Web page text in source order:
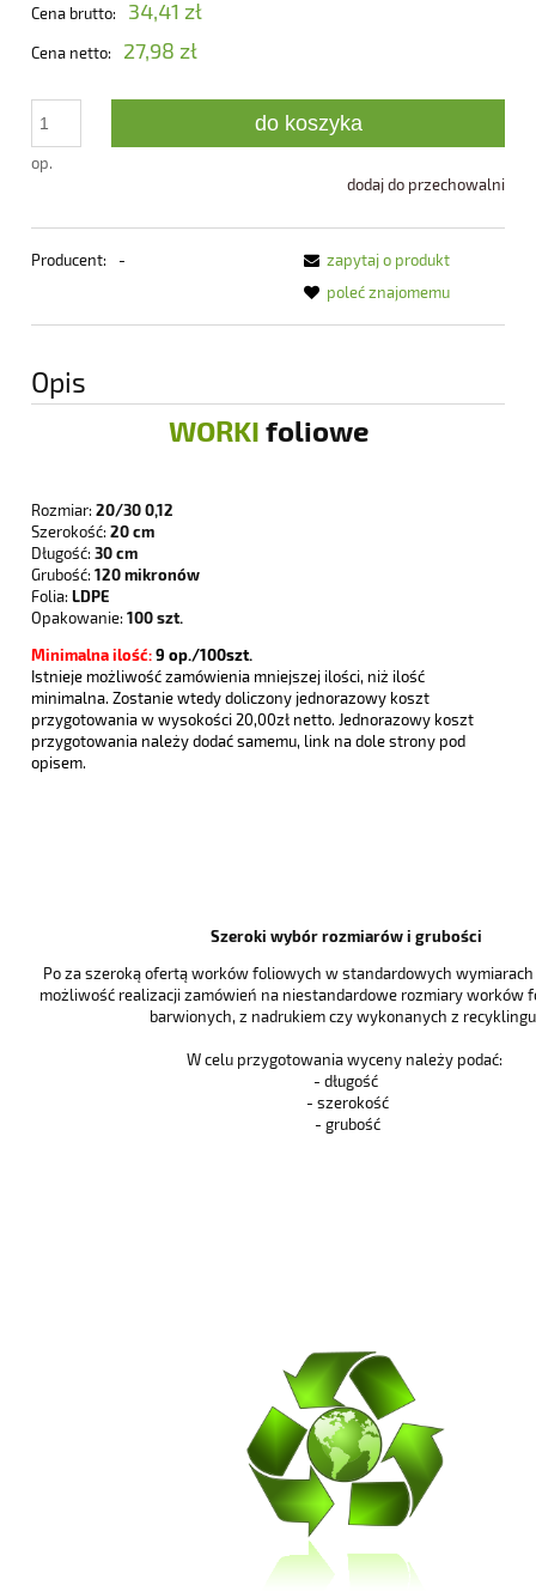
Cena brutto: 34,41 zł
Cena netto: 27,98 zł
op.
do koszyka
dodaj do przechowalni
Producent: -
zapytaj o produkt
poleć znajomemu
Opis
WORKI foliowe
Rozmiar: 20/30 0,12
Szerokość: 20 cm
Długość: 30 cm
Grubość: 120 mikronów
Folia: LDPE
Opakowanie: 100 szt.
Minimalna ilość: 9 op./100szt.
Istnieje możliwość zamówienia mniejszej ilości, niż ilość
minimalna. Zostanie wtedy doliczony jednorazowy koszt
przygotowania w wysokości 20,00zł netto. Jednorazowy koszt
przygotowania należy dodać samemu, link na dole strony pod
opisem.
Szeroki wybór rozmiarów i grubości
Po za szeroką ofertą worków foliowych w standardowych
możliwość realizacji zamówień na niestandardowe rozmiary worków
barwionych, z nadrukiem czy wykonanych z
W celu przygotowania wyceny należy podać:
- długość
- szerokość
- grubość